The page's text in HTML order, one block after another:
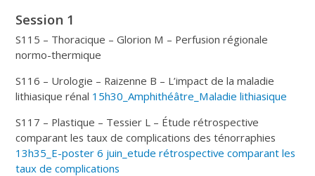
Session 1
S115 – Thoracique – Glorion M – Perfusion régionale
normo-thermique
S116 – Urologie – Raizenne B – L’impact de la maladie
lithiasique rénal 15h30_Amphithéâtre_Maladie lithiasique
S117 – Plastique – Tessier L – Étude rétrospective
comparant les taux de complications des ténorraphies
13h35_E-poster 6 juin_etude rétrospective comparant les
taux de complications